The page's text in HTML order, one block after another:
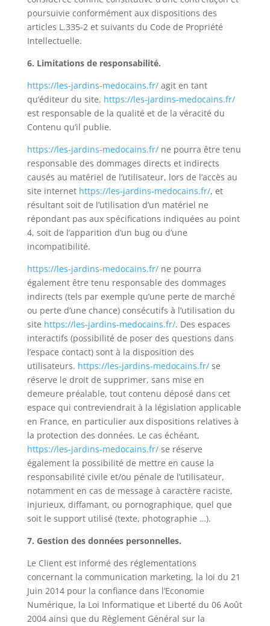
poursuivie conformément aux dispositions des
articles L.335-2 et suivants du Code de Propriété
Intellectuelle.
6. Limitations de responsabilité.
https://les-jardins-medocains.fr/agit en tant
qu’éditeur du site. https://les-jardins-medocains.fr/
est responsable de la qualité et de la véracité du
Contenu qu’il publie.
https://les-jardins-medocains.fr/ne pourra être tenu
responsable des dommages directs et indirects
causés au matériel de l’utilisateur, lors de l’accès au
site internet https://les-jardins-medocains.fr/, et
résultant soit de l’utilisation d’un matériel ne
répondant pas aux spécifications indiquées au point
4, soit de l’apparition d’un bug ou d’une
incompatibilité.
https://les-jardins-medocains.fr/ne pourra
également être tenu responsable des dommages
indirects (tels par exemple qu’une perte de marché
ou perte d’une chance) consécutifs à l’utilisation du
site https://les-jardins-medocains.fr/. Des espaces
interactifs (possibilité de poser des questions dans
l’espace contact) sont à la disposition des
utilisateurs. https://les-jardins-medocains.fr/se
réserve le droit de supprimer, sans mise en
demeure préalable, tout contenu déposé dans cet
espace qui contreviendrait à la législation applicable
en France, en particulier aux dispositions relatives à
la protection des données. Le cas échéant,
https://les-jardins-medocains.fr/se réserve
également la possibilité de mettre en cause la
responsabilité civile et/ou pénale de l’utilisateur,
notamment en cas de message à caractère raciste,
injurieux, diffamant, ou pornographique, quel que
soit le support utilisé (texte, photographie …).
7. Gestion des données personnelles.
Le Client est informé des réglementations
concernant la communication marketing, la loi du 21
Juin 2014 pour la confiance dans l’Economie
Numérique, la Loi Informatique et Liberté du 06 Août
2004 ainsi que du Règlement Général sur la